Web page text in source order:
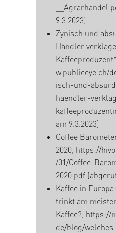
9.3.2023)
Zynisch und
Händler
w.publiceye.ch/
isch-und-
haendler-
am 9.3.2023)
Coffee
2020, https://
/01/Coffee-
2020.pdf
Kaffee in
trinkt am
Kaffee?, https://
de/blog/